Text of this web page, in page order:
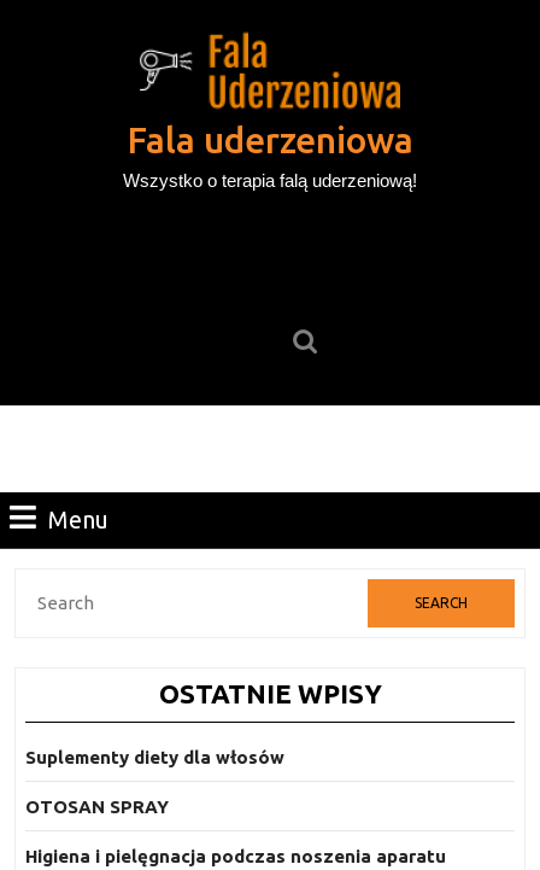
Fala uderzeniowa
Wszystko o terapia falą uderzeniową!
Menu
Search
OSTATNIE WPISY
Suplementy diety dla włosów
OTOSAN SPRAY
Higiena i pielęgnacja podczas noszenia aparatu